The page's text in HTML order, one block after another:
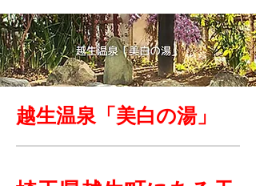
越生温泉「美白の湯」